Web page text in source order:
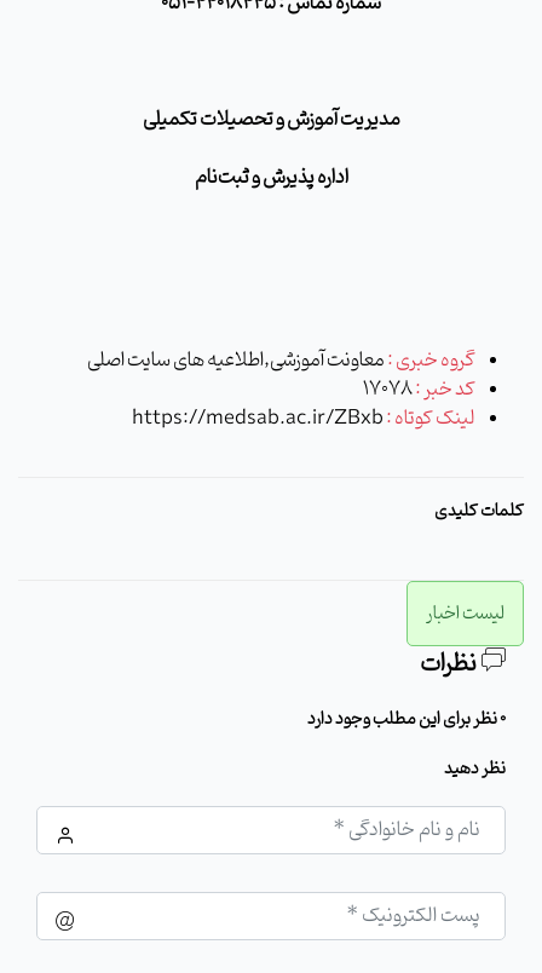
مدیریت آموزش و تحصیلات تکمیلی
اداره پذیرش و ثبت‌نام
گروه خبری :معاونت آموزشی,اطلاعیه های سایت اصلی
کد خبر :17078
لینک کوتاه :https://medsab.ac.ir/ZBxb
کلمات کلیدی
لیست اخبار
نظرات
0 نظر برای این مطلب وجود دارد
نظر دهید